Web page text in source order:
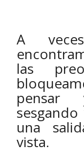
A
las
una
vista.